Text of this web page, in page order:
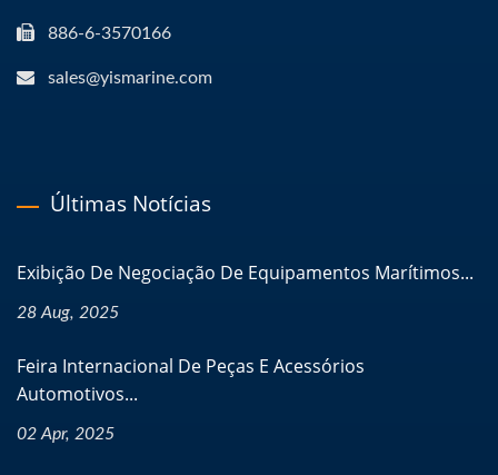
886-6-3570166
sales@yismarine.com
Últimas Notícias
Exibição De Negociação De Equipamentos Marítimos...
28 Aug, 2025
Feira Internacional De Peças E Acessórios
Automotivos...
02 Apr, 2025